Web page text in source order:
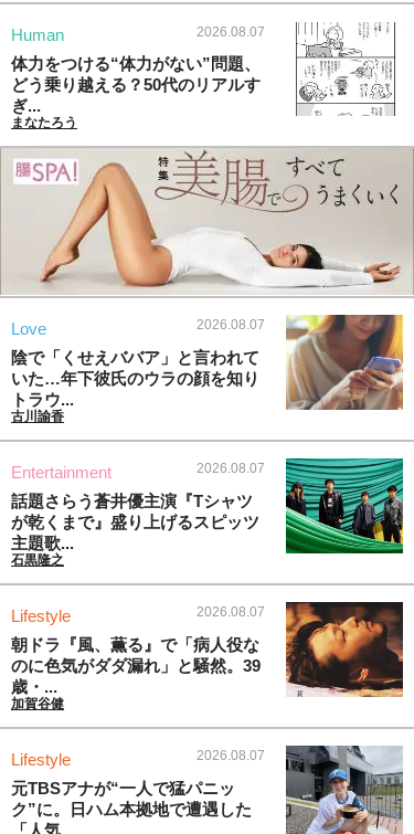
Human 2026.08.07
体力をつける“体力がない”問題、
どう乗り越える？50代のリアルす
ぎ...
まなたろう
Love 2026.08.07
陰で「くせえババア」と言われて
いた…年下彼氏のウラの顔を知り
トラウ...
古川諭香
Entertainment 2026.08.07
話題さらう蒼井優主演『Tシャツ
が乾くまで』盛り上げるスピッツ
主題歌...
石黒隆之
Lifestyle 2026.08.07
朝ドラ『風、薫る』で「病人役な
のに色気がダダ漏れ」と騒然。39
歳・...
加賀谷健
Lifestyle 2026.08.07
元TBSアナが“一人で猛パニッ
ク”に。日ハム本拠地で遭遇した
「人気...